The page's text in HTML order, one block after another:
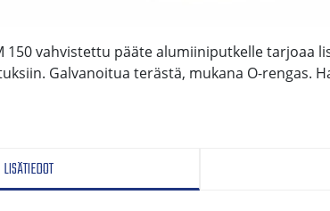
LISÄTIEDOT
150 vahvistettu pääte alumiiniputkelle tarjoaa
Galvanoitua terästä, mukana O-rengas.